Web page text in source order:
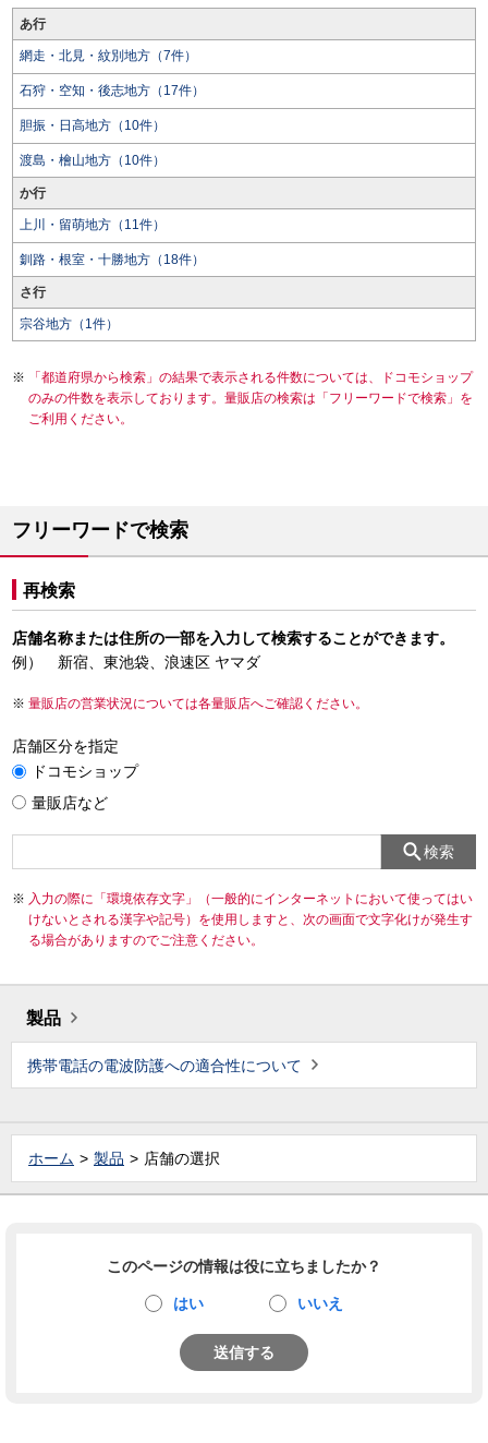
あ行
網走・北見・紋別地方（7件）
石狩・空知・後志地方（17件）
胆振・日高地方（10件）
渡島・檜山地方（10件）
か行
上川・留萌地方（11件）
釧路・根室・十勝地方（18件）
さ行
宗谷地方（1件）
「都道府県から検索」の結果で表示される件数については、ドコモショップ
のみの件数を表示しております。量販店の検索は「フリーワードで検索」を
ご利用ください。
フリーワードで検索
再検索
店舗名称または住所の一部を入力して検索することができます。
例） 新宿、東池袋、浪速区 ヤマダ
量販店の営業状況については各量販店へご確認ください。
店舗区分を指定
ドコモショップ
量販店など
検索
入力の際に「環境依存文字」（一般的にインターネットにおいて使ってはい
けないとされる漢字や記号）を使用しますと、次の画面で文字化けが発生す
る場合がありますのでご注意ください。
製品
携帯電話の電波防護への適合性について
ホーム 製品 店舗の選択
このページの情報は役に立ちましたか？
はい いいえ
送信する